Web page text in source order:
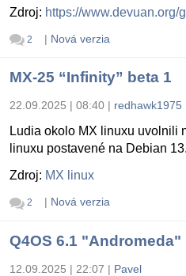
Zdroj: https://www.devuan.org/
2 | Nová verzia
MX-25 “Infinity” beta 1
22.09.2025 | 08:40 | redhawk1975
Ludia okolo MX linuxu uvolnili
linuxu postavené na Debian 13.
Zdroj: MX linux
2 | Nová verzia
Q4OS 6.1 "Andromeda"
12.09.2025 | 22:07 | Pavel